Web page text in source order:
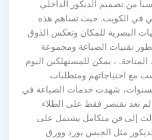
من تصميم الديكور الداخلي
في الكويت. حيث تساهم هذه
البصرية للمكان وتعكس الذوق
تقنيات الصباغة ومجموعة
المتاحة. ، يمكن للمستهلكين اليوم
مع احتياجاتهم ومتطلبات
شهدت خدمات الصباغة في
تعد تقتصر فقط على الطلاء
إلى فن متكامل يشتمل على
مثل الجبس بورد وورق